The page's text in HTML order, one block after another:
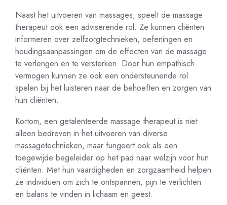
Naast het uitvoeren van massages, speelt de massage
therapeut ook een adviserende rol. Ze kunnen cliënten
informeren over zelfzorgtechnieken, oefeningen en
houdingsaanpassingen om de effecten van de massage
te verlengen en te versterken. Door hun empathisch
vermogen kunnen ze ook een ondersteunende rol
spelen bij het luisteren naar de behoeften en zorgen van
hun cliënten.
Kortom, een getalenteerde massage therapeut is niet
alleen bedreven in het uitvoeren van diverse
massagetechnieken, maar fungeert ook als een
toegewijde begeleider op het pad naar welzijn voor hun
cliënten. Met hun vaardigheden en zorgzaamheid helpen
ze individuen om zich te ontspannen, pijn te verlichten
en balans te vinden in lichaam en geest.